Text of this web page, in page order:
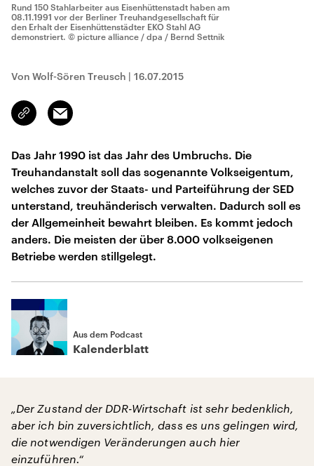
Rund 150 Stahlarbeiter aus Eisenhüttenstadt haben am
08.11.1991 vor der Berliner Treuhandgesellschaft für
den Erhalt der Eisenhüttenstädter EKO Stahl AG
demonstriert. © picture alliance / dpa / Bernd Settnik
Von Wolf-Sören Treusch | 16.07.2015
Link
kopieren/teilen
Email
Das Jahr 1990 ist das Jahr des Umbruchs. Die
Treuhandanstalt soll das sogenannte Volkseigentum,
welches zuvor der Staats- und Parteiführung der SED
unterstand, treuhänderisch verwalten. Dadurch soll es
der Allgemeinheit bewahrt bleiben. Es kommt jedoch
anders. Die meisten der über 8.000 volkseigenen
Betriebe werden stillgelegt.
Aus dem Podcast
Kalenderblatt
„Der Zustand der DDR-Wirtschaft ist sehr bedenklich,
aber ich bin zuversichtlich, dass es uns gelingen wird,
die notwendigen Veränderungen auch hier
einzuführen.“